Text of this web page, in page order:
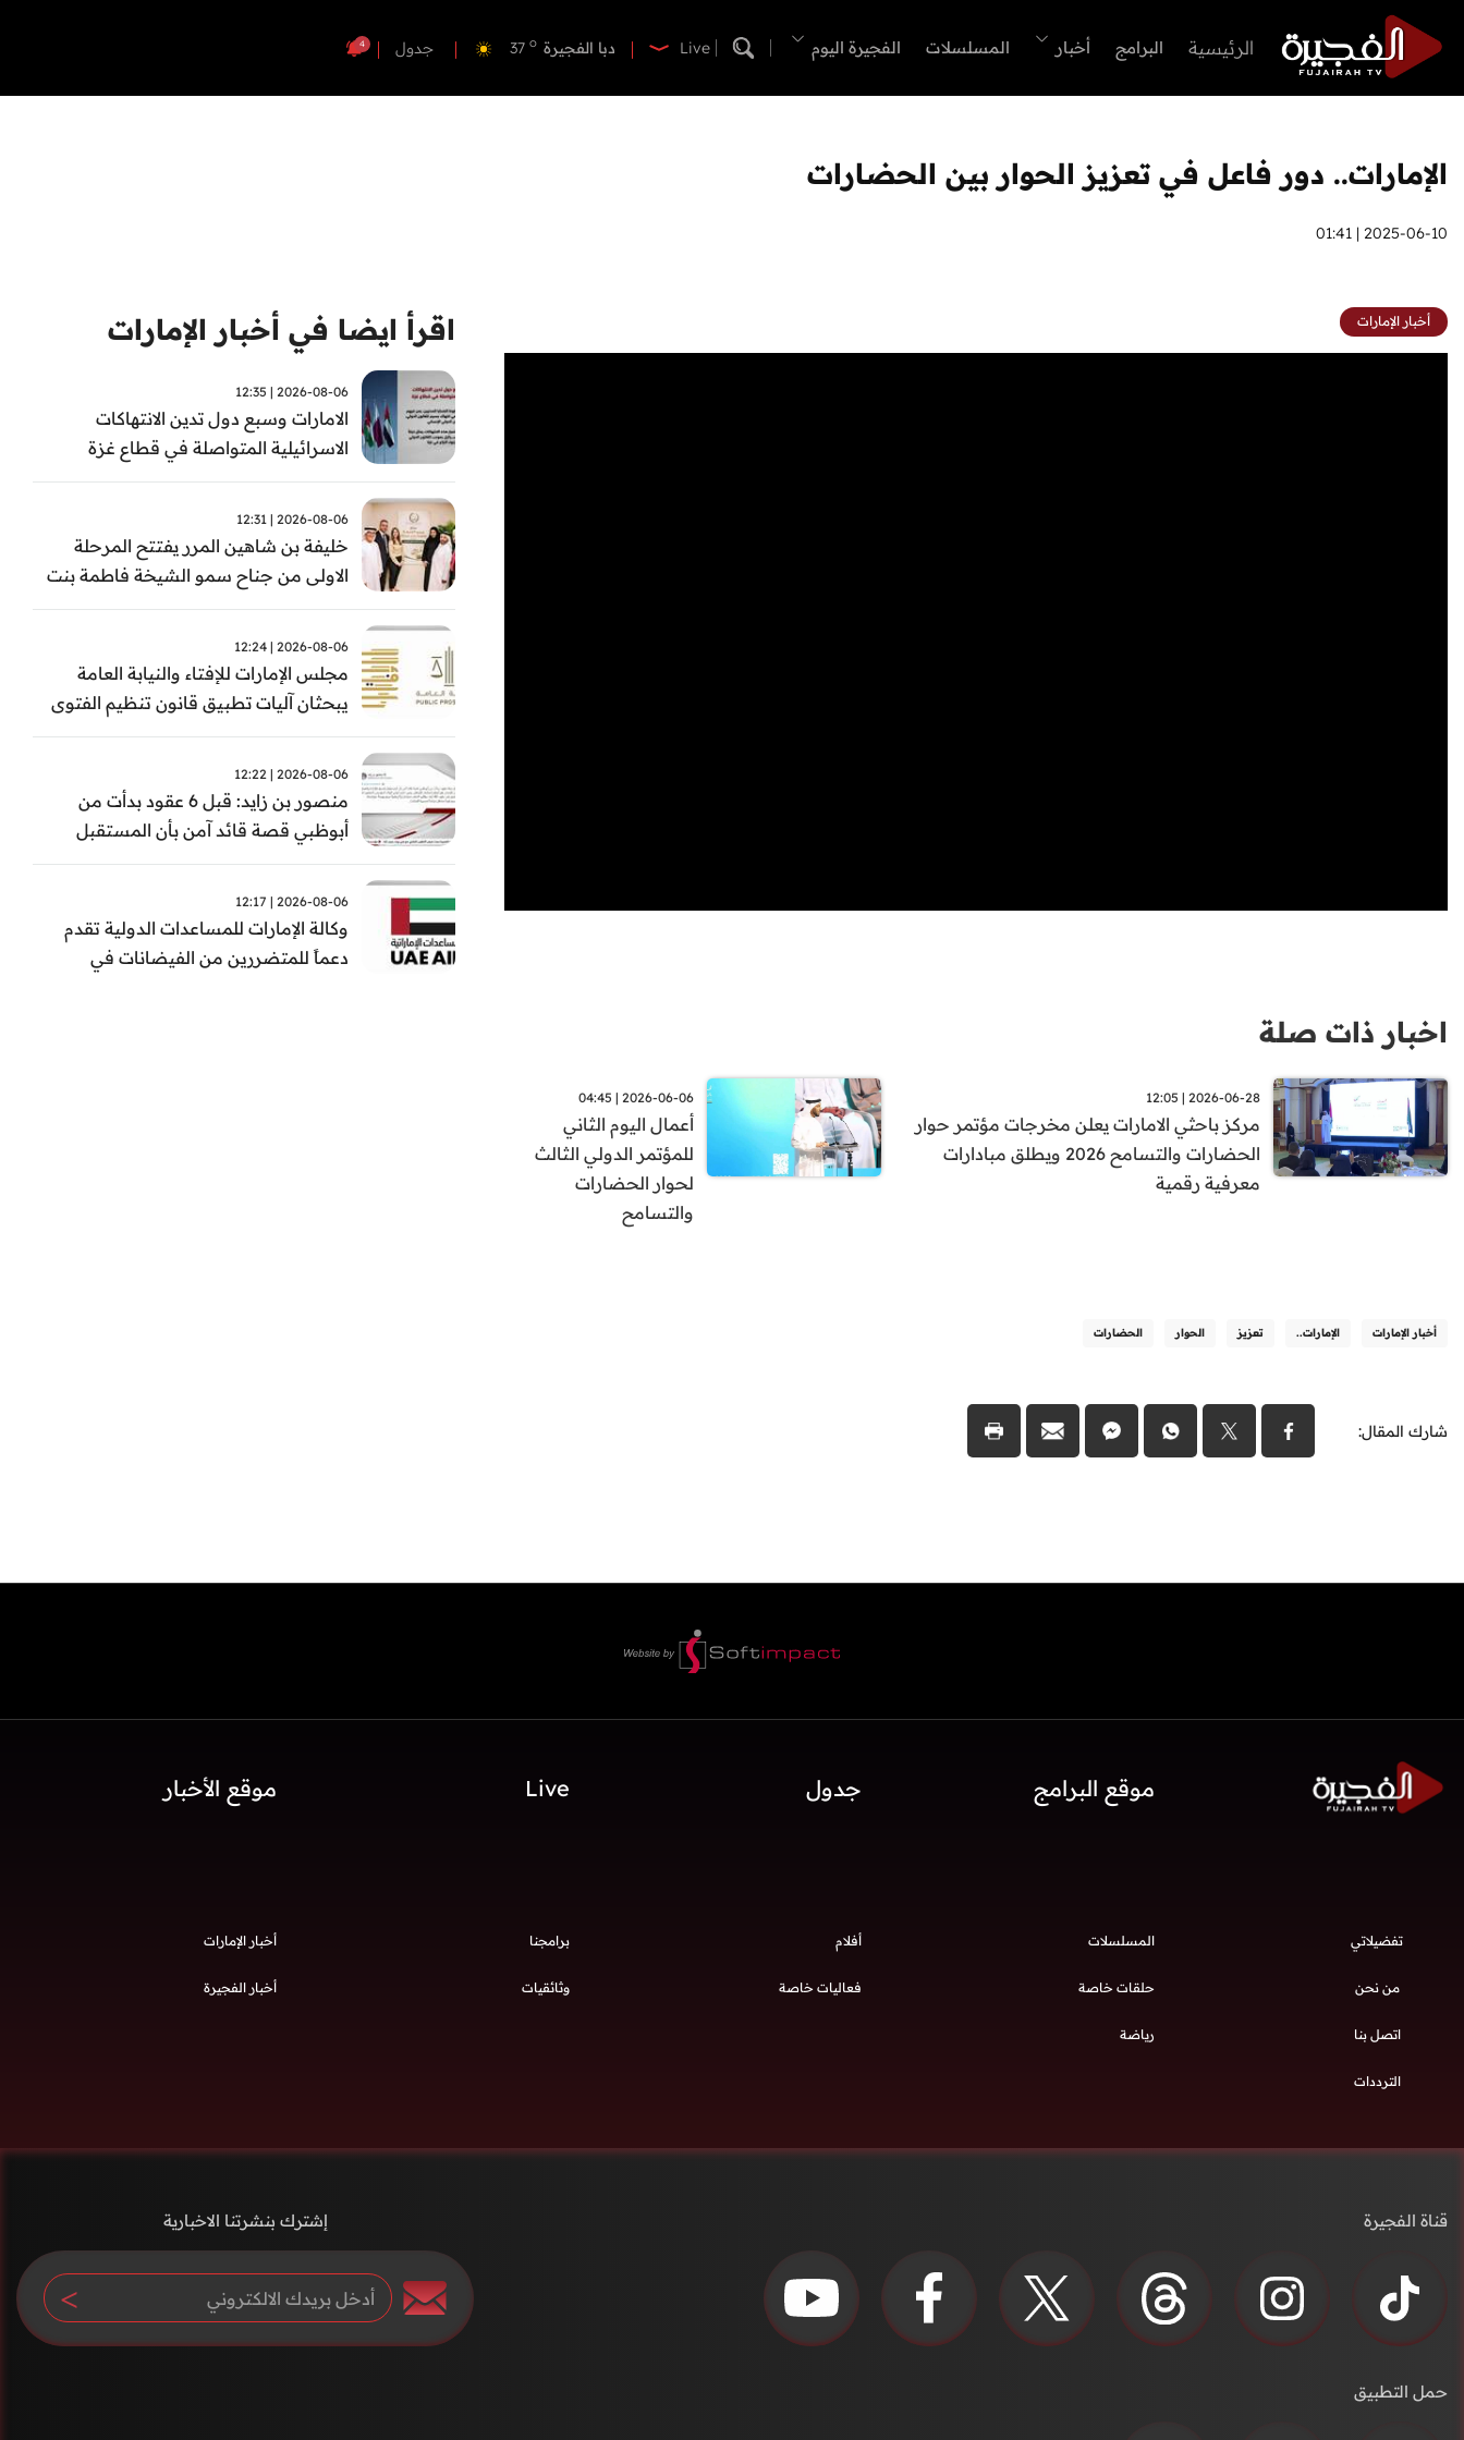
الرئيسية البرامج أخبار المسلسلات الفجيرة اليوم Live دبا الفجيرة 37 o جدول 4
الإمارات.. دور فاعل في تعزيز الحوار بين الحضارات
2025-06-10 | 01:41
أخبار الإمارات
اخبار ذات صلة
2026-06-28 | 12:05
مركز باحثي الامارات يعلن مخرجات مؤتمر حوار
الحضارات والتسامح 2026 ويطلق مبادارات
معرفية رقمية
2026-06-06 | 04:45
أعمال اليوم الثاني
للمؤتمر الدولي الثالث
لحوار الحضارات
والتسامح
أخبار الإمارات الإمارات.. تعزيز الحوار الحضارات
شارك المقال:
اقرأ ايضا في أخبار الإمارات
2026-08-06 | 12:35
الامارات وسبع دول تدين الانتهاكات
الاسرائيلية المتواصلة في قطاع غزة
2026-08-06 | 12:31
خليفة بن شاهين المرر يفتتح المرحلة
الاولى من جناح سمو الشيخة فاطمة بنت
مبارك للجراحة النسائية والتوليد في
2026-08-06 | 12:24
مجلس الإمارات للإفتاء والنيابة العامة
يبحثان آليات تطبيق قانون تنظيم الفتوى
وضبط المخالفات
2026-08-06 | 12:22
منصور بن زايد: قبل 6 عقود بدأت من
أبوظبي قصة قائد آمن بأن المستقبل
يُصنع بالإرادة والعمل
2026-08-06 | 12:17
وكالة الإمارات للمساعدات الدولية تقدم
دعماً للمتضررين من الفيضانات في
موقع البرامج جدول Live موقع الأخبار
تفضيلاتي
من نحن
اتصل بنا
الترددات
المسلسلات أفلام برامجنا
حلقات خاصة فعاليات خاصة وثائقيات
رياضة
أخبار الإمارات
أخبار الفجيرة
قناة الفجيرة
حمل التطبيق
إشترك بنشرتنا الاخبارية